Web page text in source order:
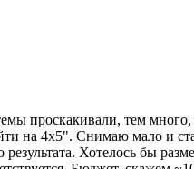
проскакивали, тем
на 4х5". Снимаю мало и
Хотелось бы